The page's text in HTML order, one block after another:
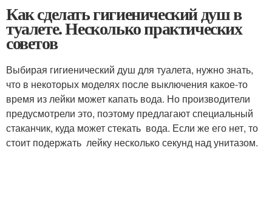
Как сделать гигиенический душ в
туалете. Несколько практических
советов
Выбирая гигиенический душ для туалета, нужно знать,
что в некоторых моделях после выключения какое-то
время из лейки может капать вода. Но производители
предусмотрели это, поэтому предлагают специальный
стаканчик, куда может стекать вода. Если же его нет, то
стоит подержать лейку несколько секунд над унитазом.